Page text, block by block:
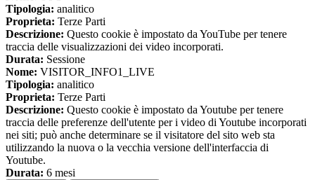
Tipologia: analitico
Proprieta: Terze Parti
Descrizione: Questo cookie è impostato da YouTube per tenere
traccia delle visualizzazioni dei video incorporati.
Durata: Sessione
Nome: VISITOR_INFO1_LIVE
Tipologia: analitico
Proprieta: Terze Parti
Descrizione: Questo cookie è impostato da Youtube per tenere
traccia delle preferenze dell'utente per i video di Youtube incorporati
nei siti; può anche determinare se il visitatore del sito web sta
utilizzando la nuova o la vecchia versione dell'interfaccia di
Youtube.
Durata: 6 mesi